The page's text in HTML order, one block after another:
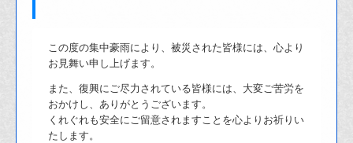
この度の集中豪雨により、被災された皆様には、心より
お見舞い申し上げます。
また、復興にご尽力されている皆様には、大変ご苦労を
おかけし、ありがとうございます。
くれぐれも安全にご留意されますことを心よりお祈りい
たします。